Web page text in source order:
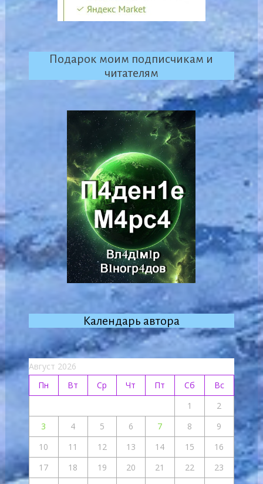
Подарок моим подписчикам и
читателям
Календарь автора
Август 2026
Пн
Вт Ср Чт Пт Сб
Вс
1
2
3
4 5 6 7 8
9
10
11 12 13 14 15
16
17
18 19 20 21 22
23